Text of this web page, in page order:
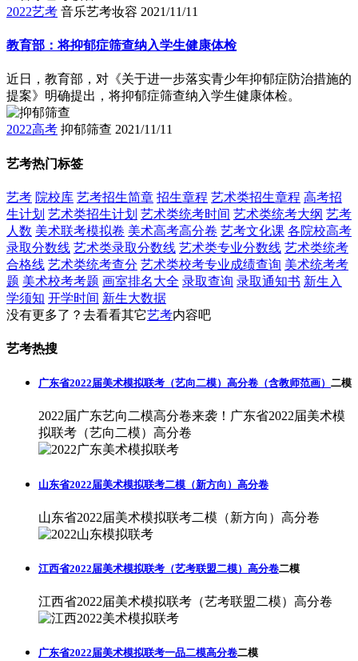
2022艺考 音乐艺考妆容 2021/11/11
教育部：将抑郁症筛查纳入学生健康体检
近日，教育部，对《关于进一步落实青少年抑郁症防治措施的
提案》明确提出，将抑郁症筛查纳入学生健康体检。
2022高考 抑郁筛查 2021/11/11
艺考热门标签
艺考 院校库 艺考招生简章 招生章程 艺术类招生章程 高考招
生计划 艺术类招生计划 艺术类统考时间 艺术类统考大纲 艺考
人数 美术联考模拟卷 美术高考高分卷 艺考文化课 各院校高考
录取分数线 艺术类录取分数线 艺术类专业分数线 艺术类统考
合格线 艺术类统考查分 艺术类校考专业成绩查询 美术统考考
题 美术校考考题 画室排名大全 录取查询 录取通知书 新生入
学须知 开学时间 新生大数据
没有更多了？去看看其它艺考内容吧
艺考热搜
广东省2022届美术模拟联考（艺向二模）高分卷（含教师范画） 二模
2022届广东艺向二模高分卷来袭！广东省2022届美术模
拟联考（艺向二模）高分卷
山东省2022届美术模拟联考二模（新方向）高分卷
山东省2022届美术模拟联考二模（新方向）高分卷
江西省2022届美术模拟联考（艺考联盟二模）高分卷二模
江西省2022届美术模拟联考（艺考联盟二模）高分卷
广东省2022届美术模拟联考一品二模高分卷二模